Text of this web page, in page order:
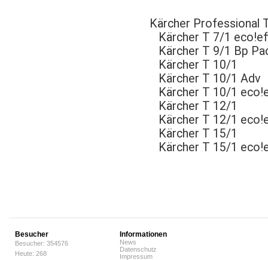
Kärcher Professional
Kärcher T 7/1
Kärcher T 9/1 Bp
Kärcher T 10/1
Kärcher T 10/1 Adv
Kärcher T 10/1
Kärcher T 12/1
Kärcher T 12/1
Kärcher T 15/1
Kärcher T 15/1
Besucher
Besucher: 354576
Heute: 268
Informationen
News
Datenschutz
Impressum